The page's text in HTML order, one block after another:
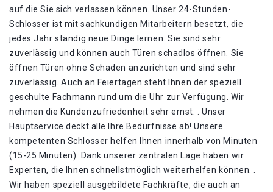
auf die Sie sich verlassen können. Unser 24-Stunden-
Schlosser ist mit sachkundigen Mitarbeitern besetzt, die
jedes Jahr ständig neue Dinge lernen. Sie sind sehr
zuverlässig und können auch Türen schadlos öffnen. Sie
öffnen Türen ohne Schaden anzurichten und sind sehr
zuverlässig. Auch an Feiertagen steht Ihnen der speziell
geschulte Fachmann rund um die Uhr zur Verfügung. Wir
nehmen die Kundenzufriedenheit sehr ernst. . Unser
Hauptservice deckt alle Ihre Bedürfnisse ab! Unsere
kompetenten Schlosser helfen Ihnen innerhalb von Minuten
(15-25 Minuten). Dank unserer zentralen Lage haben wir
Experten, die Ihnen schnellstmöglich weiterhelfen können. .
Wir haben speziell ausgebildete Fachkräfte, die auch an